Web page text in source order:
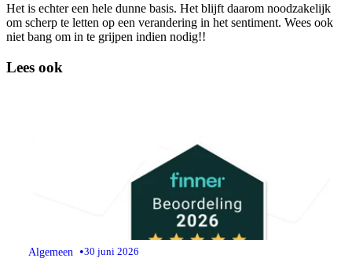
Het is echter een hele dunne basis. Het blijft daarom noodzakelijk
om scherp te letten op een verandering in het sentiment. Wees ook
niet bang om in te grijpen indien nodig!!
Lees ook
Algemeen •30 juni 2026